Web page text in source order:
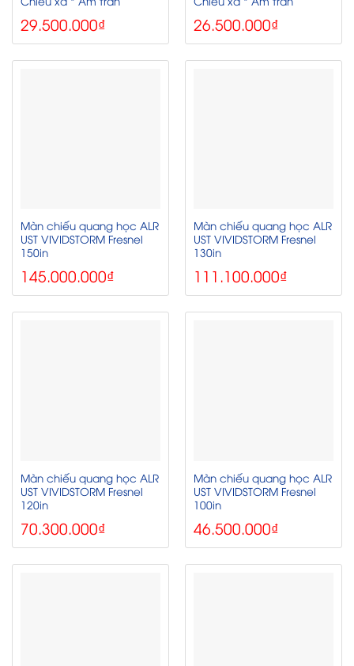
29.500.000₫ 26.500.000₫
Màn chiếu quang học ALR
UST VIVIDSTORM Fresnel
150in
145.000.000₫
Màn chiếu quang học ALR
UST VIVIDSTORM Fresnel
130in
111.100.000₫
Màn chiếu quang học ALR
UST VIVIDSTORM Fresnel
120in
70.300.000₫
Màn chiếu quang học ALR
UST VIVIDSTORM Fresnel
100in
46.500.000₫